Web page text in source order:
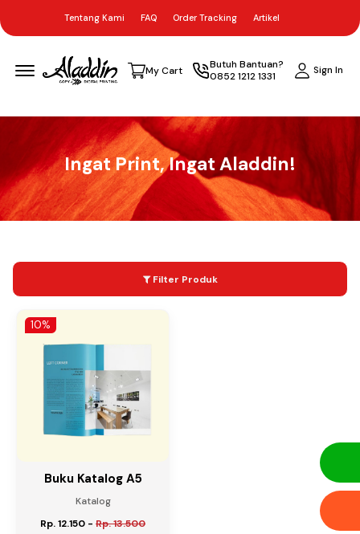
Tentang Kami FAQ Order Tracking Artikel
Menu Open
My Cart
Butuh Bantuan?
0852 1212 1331
Sign In
Ingat Print, Ingat Aladdin!
Filter Produk
10%
Buku Katalog A5
Katalog
Rp. 12.150 - Rp. 13.500